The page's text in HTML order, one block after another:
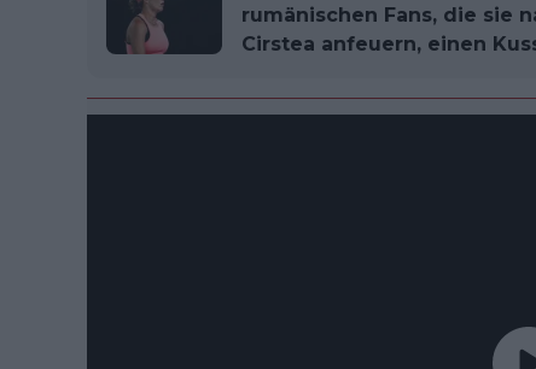
rumänischen Fans, die sie
Cirstea anfeuern, einen